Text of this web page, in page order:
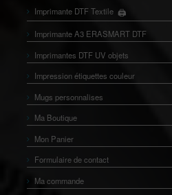
Imprimante DTF Textile 🖨️
👕
Imprimante A3 ERASMART DTF
Imprimantes DTF UV objets
Impression étiquettes couleur
Mugs personnalises
Ma Boutique
Mon Panier
Formulaire de contact
Ma commande